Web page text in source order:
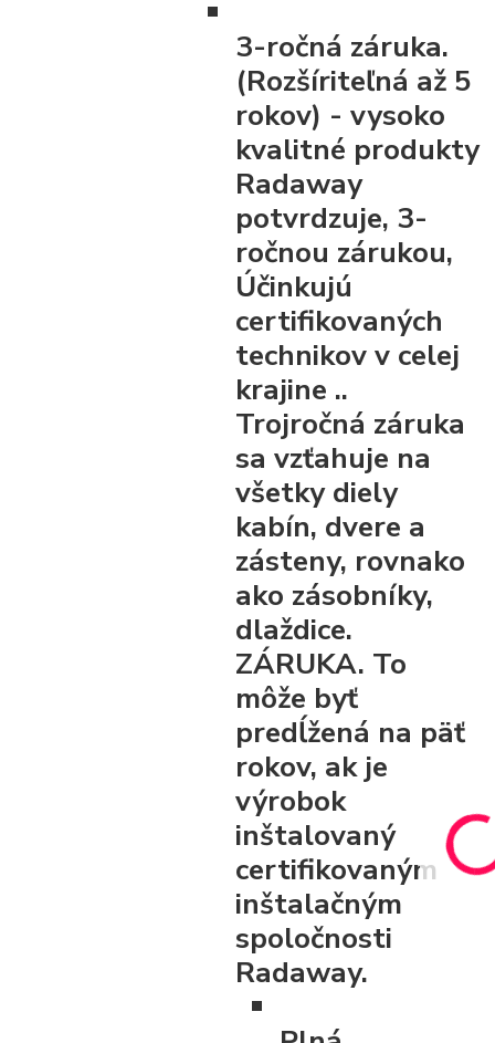
3-ročná záruka.
(Rozšíriteľná až 5
rokov) - vysoko
kvalitné produkty
Radaway
potvrdzuje, 3-
ročnou zárukou,
Účinkujú
certifikovaných
technikov v celej
krajine ..
Trojročná záruka
sa vzťahuje na
všetky diely
kabín, dvere a
zásteny, rovnako
ako zásobníky,
dlaždice.
ZÁRUKA. To
môže byť
predĺžená na päť
rokov, ak je
výrobok
inštalovaný
certifikovaným
inštalačným
spoločnosti
Radaway.